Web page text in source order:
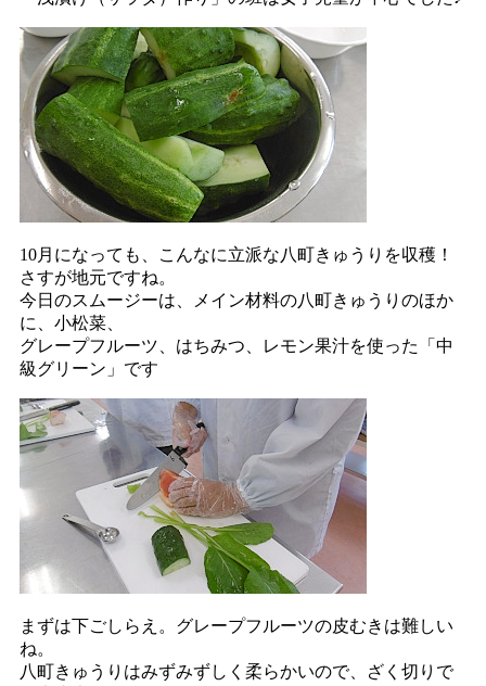
10月になっても、こんなに立派な八町きゅうりを収穫！
さすが地元ですね。
今日のスムージーは、メイン材料の八町きゅうりのほか
に、小松菜、
グレープフルーツ、はちみつ、レモン果汁を使った「中
級グリーン」です
まずは下ごしらえ。グレープフルーツの皮むきは難しい
ね。
八町きゅうりはみずみずしく柔らかいので、ざく切りで